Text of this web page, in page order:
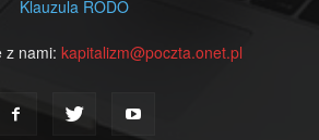
Klauzula RODO
z nami: kapitalizm@poczta.onet.pl